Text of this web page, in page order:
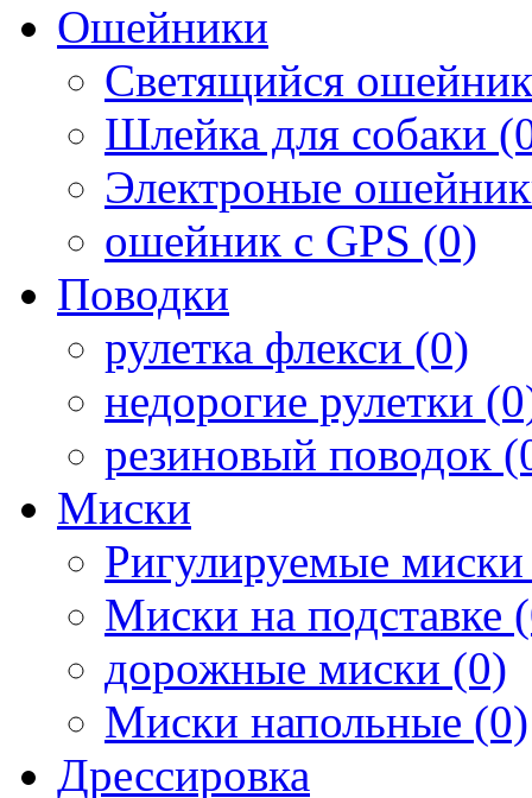
Ошейники
Светящийся
Шлейка для собаки
Электроные
ошейник с GPS (0)
Поводки
рулетка флекси (0)
недорогие рулетки
резиновый поводок
Миски
Ригулируемые
Миски на подставке
дорожные миски (0)
Миски напольные (0)
Дрессировка